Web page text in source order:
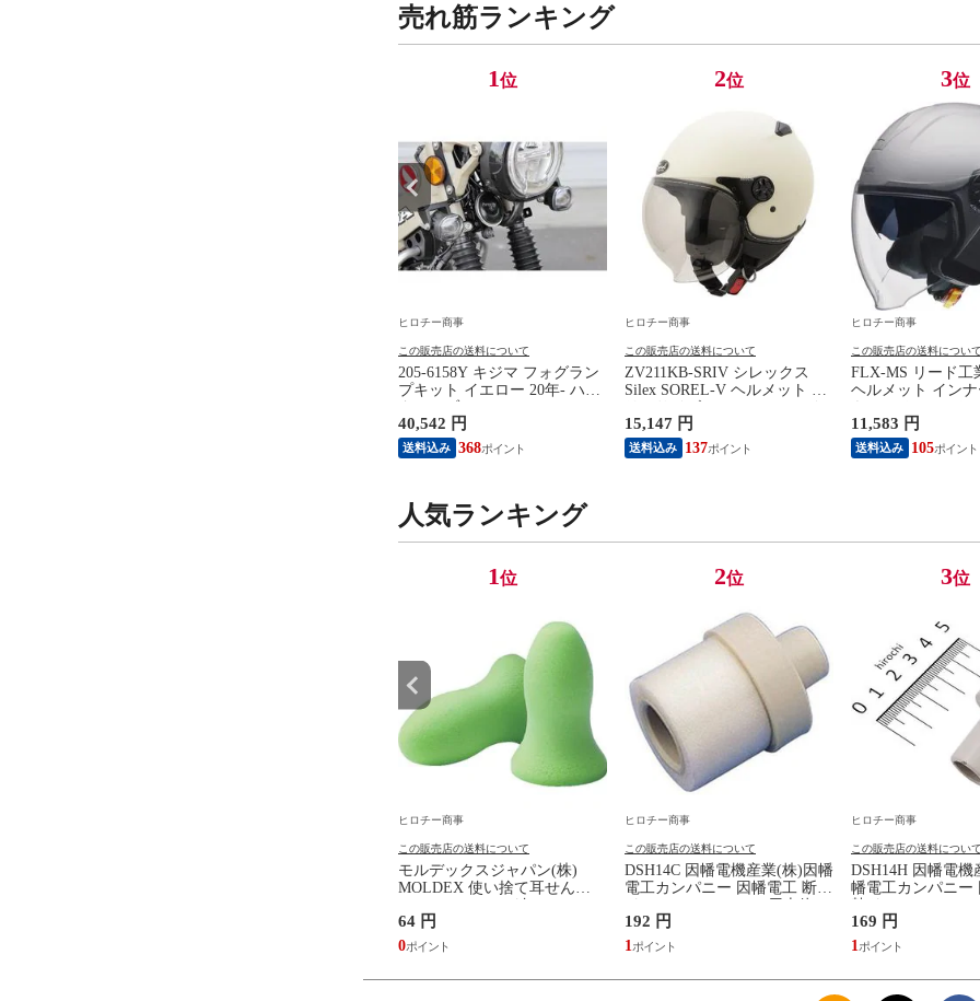
売れ筋ランキング
1位
ヒロチー商事
この販売店の送料について
205-6158Y キジマ フォグラン
プキット イエロー 20年- ハン
JA65)
40,542 円
送料込み 368
2位
ヒロチー商事
この販売店の送料について
ZV211KB-SRIV シレックス
Silex SOREL-V ヘルメット フ
ボリー
15,147 円
送料込み 137
3位
ヒロチー商事
この販売店の送料について
FLX-MS リード工
ヘルメット インナ
11,583 円
送料込み 105
人気ランキング
1位
ヒロチー商事
この販売店の送料について
モルデックスジャパン(株)
MOLDEX 使い捨て耳せん
64 円
0
2位
ヒロチー商事
この販売店の送料について
DSH14C 因幡電機産業(株)因幡
電工カンパニー 因幡電工 断熱
フス
192 円
1
3位
ヒロチー商事
この販売店の送料について
DSH14H 因幡電機
幡電工カンパニー
スジョイント
169 円
1